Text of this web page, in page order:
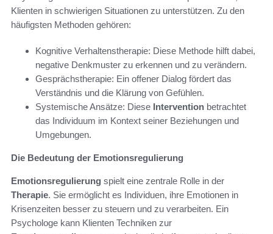
Klienten in schwierigen Situationen zu unterstützen. Zu den
häufigsten Methoden gehören:
Kognitive Verhaltenstherapie: Diese Methode hilft dabei,
negative Denkmuster zu erkennen und zu verändern.
Gesprächstherapie: Ein offener Dialog fördert das
Verständnis und die Klärung von Gefühlen.
Systemische Ansätze: Diese Intervention betrachtet
das Individuum im Kontext seiner Beziehungen und
Umgebungen.
Die Bedeutung der Emotionsregulierung
Emotionsregulierung spielt eine zentrale Rolle in der
Therapie. Sie ermöglicht es Individuen, ihre Emotionen in
Krisenzeiten besser zu steuern und zu verarbeiten. Ein
Psychologe kann Klienten Techniken zur